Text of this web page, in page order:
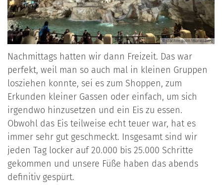
© joachim.palm/marienberg
Nachmittags hatten wir dann Freizeit. Das war
perfekt, weil man so auch mal in kleinen Gruppen
losziehen konnte, sei es zum Shoppen, zum
Erkunden kleiner Gassen oder einfach, um sich
irgendwo hinzusetzen und ein Eis zu essen.
Obwohl das Eis teilweise echt teuer war, hat es
immer sehr gut geschmeckt. Insgesamt sind wir
jeden Tag locker auf 20.000 bis 25.000 Schritte
gekommen und unsere Füße haben das abends
definitiv gespürt.